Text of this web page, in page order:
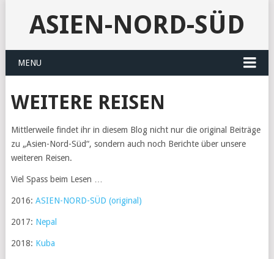
ASIEN-NORD-SÜD
MENU
WEITERE REISEN
Mittlerweile findet ihr in diesem Blog nicht nur die original Beiträge
zu „Asien-Nord-Süd“, sondern auch noch Berichte über unsere
weiteren Reisen.
Viel Spass beim Lesen …
2016: ASIEN-NORD-SÜD (original)
2017: Nepal
2018: Kuba